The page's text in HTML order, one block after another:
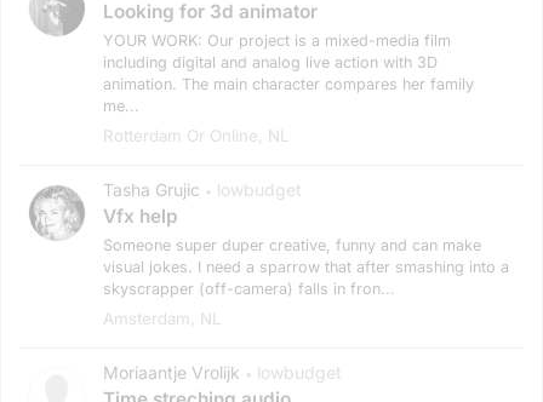
Looking for 3d animator
YOUR WORK: Our project is a mixed-media film
including digital and analog live action with 3D
animation. The main character compares her family
me...
Rotterdam Or Online, NL
Tasha Grujic • lowbudget
Vfx help
Someone super duper creative, funny and can make
visual jokes. I need a sparrow that after smashing into a
skyscrapper (off-camera) falls in fron...
Amsterdam, NL
Moriaantje Vrolijk • lowbudget